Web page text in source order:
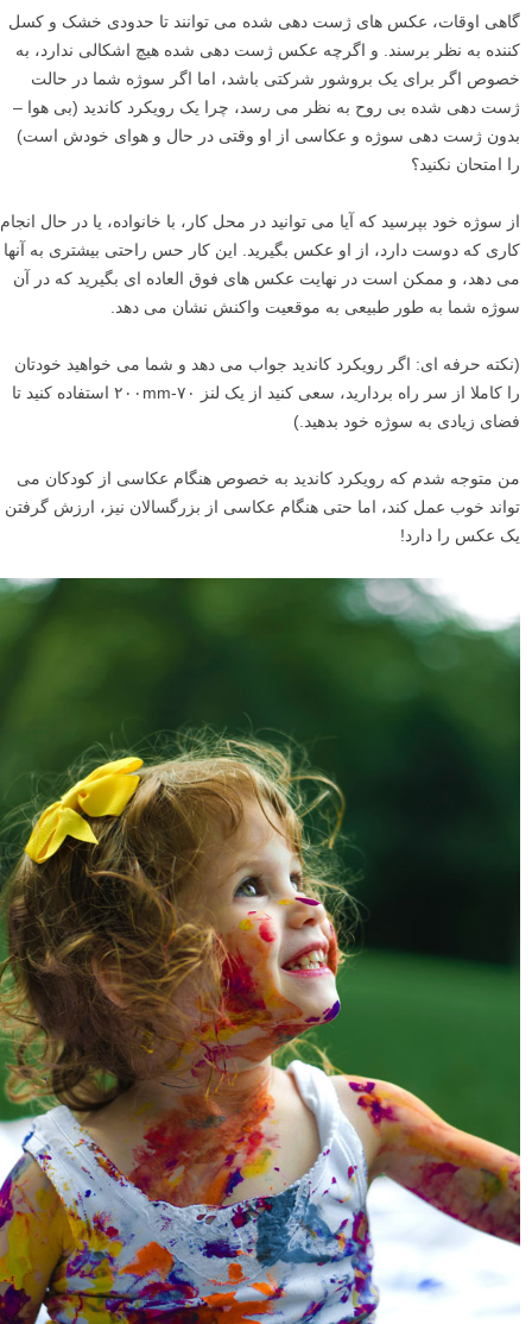
گاهی اوقات، عکس های ژست دهی شده می توانند تا حدودی خشک و کسل
کننده به نظر برسند. و اگرچه عکس ژست دهی شده هیچ اشکالی ندارد، به
خصوص اگر برای یک بروشور شرکتی باشد، اما اگر سوژه شما در حالت
ژست دهی شده بی روح به نظر می رسد، چرا یک رویکرد کاندید (بی هوا –
بدون ژست دهی سوژه و عکاسی از او وقتی در حال و هوای خودش است)
را امتحان نکنید؟
از سوژه خود بپرسید که آیا می توانید در محل کار، با خانواده، یا در حال انجام
کاری که دوست دارد، از او عکس بگیرید. این کار حس راحتی بیشتری به آنها
می دهد، و ممکن است در نهایت عکس های فوق العاده ای بگیرید که در آن
سوژه شما به طور طبیعی به موقعیت واکنش نشان می دهد.
(نکته حرفه ای: اگر رویکرد کاندید جواب می دهد و شما می خواهید خودتان
را کاملا از سر راه بردارید، سعی کنید از یک لنز ۷۰-۲۰۰mm استفاده کنید تا
فضای زیادی به سوژه خود بدهید.)
من متوجه شدم که رویکرد کاندید به خصوص هنگام عکاسی از کودکان می
تواند خوب عمل کند، اما حتی هنگام عکاسی از بزرگسالان نیز، ارزش گرفتن
یک عکس را دارد!